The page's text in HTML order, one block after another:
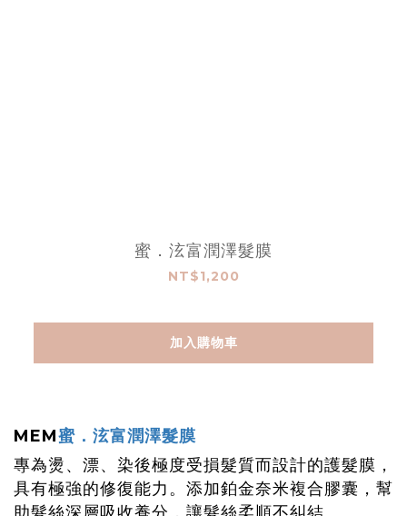
蜜．泫富潤澤髮膜
NT$1,200
加入購物車
MEM蜜．泫富潤澤髮膜
專為燙、漂、染後極度受損髮質而設計的護髮膜，
具有極強的修復能力。添加鉑金奈米複合膠囊，幫